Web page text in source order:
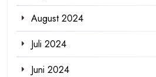
August 2024
Juli 2024
Juni 2024